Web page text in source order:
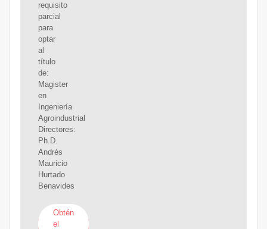
requisito
parcial
para
optar
al
título
de:
Magister
en
Ingeniería
Agroindustrial
Directores:
Ph.D.
Andrés
Mauricio
Hurtado
Benavides
Obtén
el